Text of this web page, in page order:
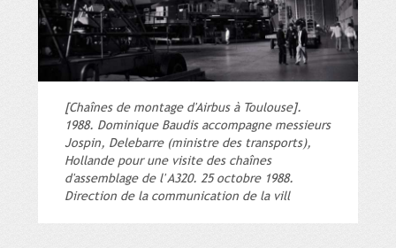
[Chaînes de montage d'Airbus à Toulouse].
1988. Dominique Baudis accompagne messieurs
Jospin, Delebarre (ministre des transports),
Hollande pour une visite des chaînes
d'assemblage de l' A320. 25 octobre 1988.
Direction de la communication de la vill